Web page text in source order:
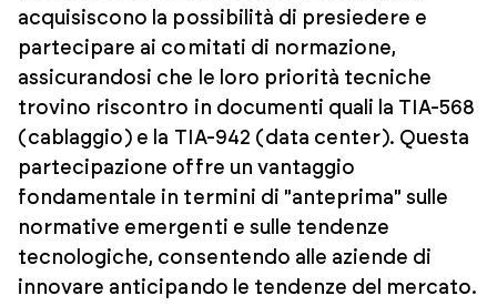
acquisiscono la possibilità di presiedere e
partecipare ai comitati di normazione,
assicurandosi che le loro priorità tecniche
trovino riscontro in documenti quali la TIA-568
(cablaggio) e la TIA-942 (data center). Questa
partecipazione offre un vantaggio
fondamentale in termini di "anteprima" sulle
normative emergenti e sulle tendenze
tecnologiche, consentendo alle aziende di
innovare anticipando le tendenze del mercato.